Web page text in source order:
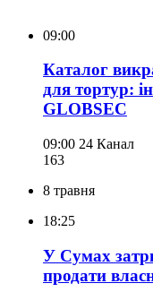
09:00
Каталог
для тортур:
GLOBSEC
09:00 24 Канал
163
8 травня
18:25
У Сумах
продати